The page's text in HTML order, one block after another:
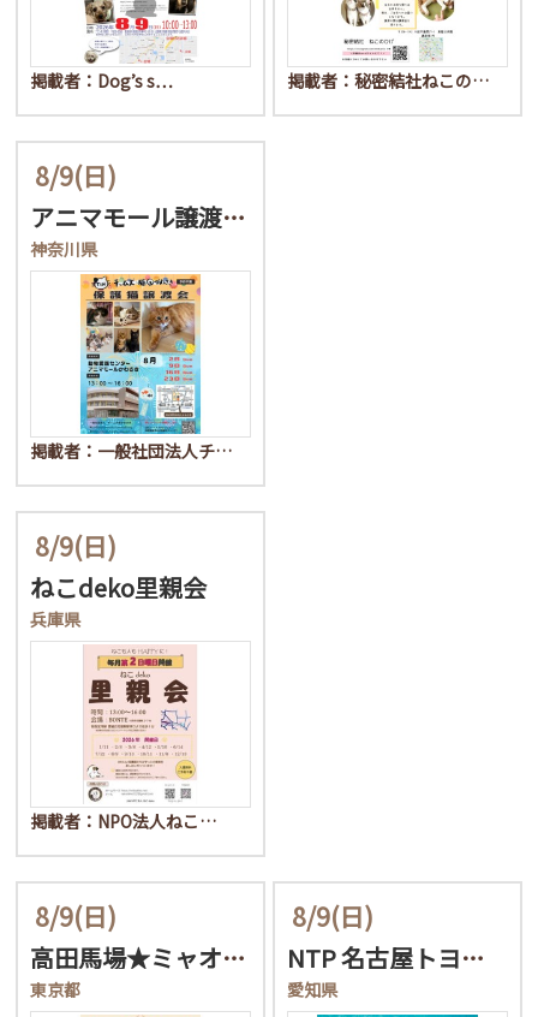
掲載者：Dog’s s… 掲載者：秘密結社ねこの…
8/9(日)
アニマモール譲渡会★チー…
神奈川県
掲載者：一般社団法人チ…
8/9(日)
ねこdeko里親会
兵庫県
掲載者：NPO法人ねこ…
8/9(日)
高田馬場★ミャオ！ねこの…
東京都
8/9(日)
NTP 名古屋トヨペット…
愛知県